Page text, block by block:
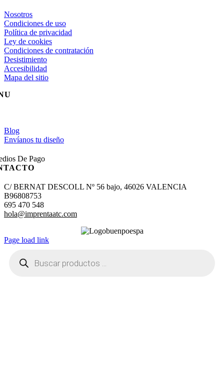
Nosotros
Condiciones de uso
Política de privacidad
Ley de cookies
Condiciones de contratación
Desistimiento
Accesibilidad
Mapa del sitio
Blog
Envíanos tu diseño
C/ BERNAT DESCOLL Nº 56 bajo, 46026 VALENCIA
B96808753
695 470 548
hola@imprentaatc.com
Page load link
productos